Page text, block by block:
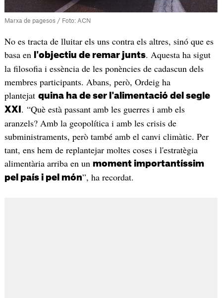
Marxa de pagesos / Foto: ACN
No es tracta de lluitar els uns contra els altres, sinó que es
basa en
l'objectiu de remar junts. Aquesta ha sigut
la filosofia i essència de les ponències de cadascun dels
membres participants. Abans, però, Ordeig ha
plantejat quina ha de ser l'alimentació del segle
XXI . “Què està passant amb les guerres i amb els
aranzels? Amb la geopolítica i amb les crisis de
subministraments, però també amb el canvi climàtic. Per
tant, ens hem de replantejar moltes coses i l'estratègia
alimentària arriba en un moment importantíssim
pel país i pel món”, ha recordat.